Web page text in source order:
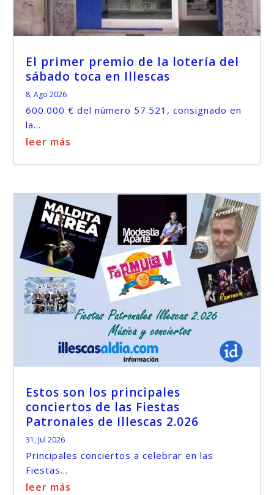
El primer premio de la lotería del
sábado toca en Illescas
8, Ago 2026
600.000 € del número 57.521, consignado en
la...
leer más
Estos son los principales
conciertos de las Fiestas
Patronales de Illescas 2.026
31, Jul 2026
Principales conciertos a celebrar en las
Fiestas...
leer más